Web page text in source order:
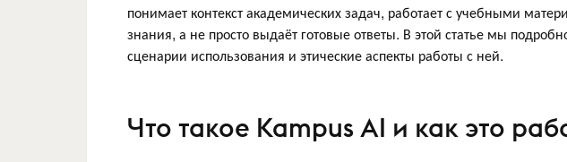
понимает контекст академических задач, работает с учебными
знания, а не просто выдаёт готовые ответы. В этой статье мы
сценарии использования и этические аспекты работы с ней.
Что такое Kampus AI и как это